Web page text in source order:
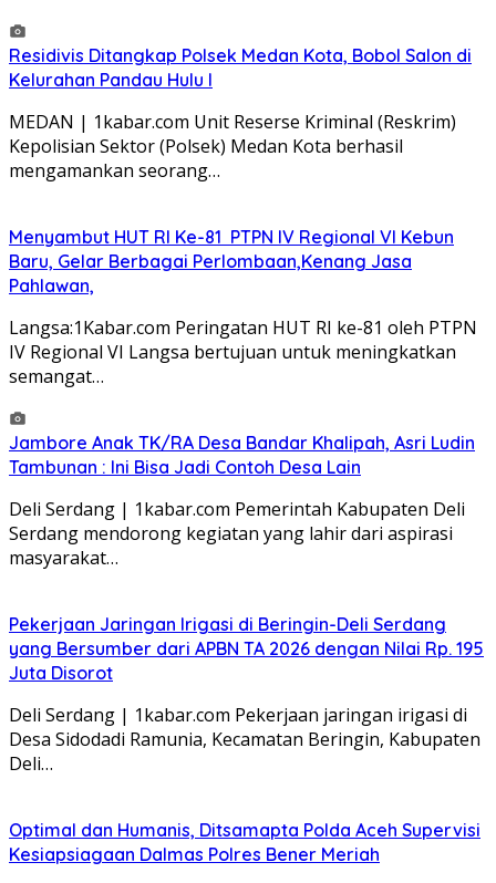
Residivis Ditangkap Polsek Medan Kota, Bobol Salon di
Kelurahan Pandau Hulu I
MEDAN | 1kabar.com Unit Reserse Kriminal (Reskrim)
Kepolisian Sektor (Polsek) Medan Kota berhasil
mengamankan seorang…
Menyambut HUT RI Ke-81 PTPN IV Regional VI Kebun
Baru, Gelar Berbagai Perlombaan,Kenang Jasa
Pahlawan,
Langsa:1Kabar.com Peringatan HUT RI ke-81 oleh PTPN
IV Regional VI Langsa bertujuan untuk meningkatkan
semangat…
Jambore Anak TK/RA Desa Bandar Khalipah, Asri Ludin
Tambunan : Ini Bisa Jadi Contoh Desa Lain
Deli Serdang | 1kabar.com Pemerintah Kabupaten Deli
Serdang mendorong kegiatan yang lahir dari aspirasi
masyarakat…
Pekerjaan Jaringan Irigasi di Beringin-Deli Serdang
yang Bersumber dari APBN TA 2026 dengan Nilai Rp. 195
Juta Disorot
Deli Serdang | 1kabar.com Pekerjaan jaringan irigasi di
Desa Sidodadi Ramunia, Kecamatan Beringin, Kabupaten
Deli…
Optimal dan Humanis, Ditsamapta Polda Aceh Supervisi
Kesiapsiagaan Dalmas Polres Bener Meriah